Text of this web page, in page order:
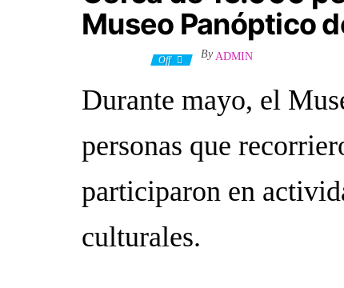
Museo Panóptico
Off By ADMIN
Durante mayo, el
personas que
participaron en
culturales.